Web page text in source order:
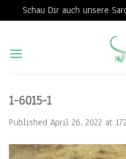
Schau Dir auch unsere
content
1-6015-1
Published April 26, 2022 at